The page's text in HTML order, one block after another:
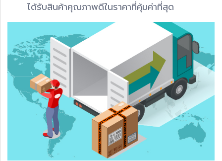
ได้รับสินค้าคุณภาพดีในราคาที่คุ้มค่าที่สุด